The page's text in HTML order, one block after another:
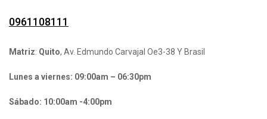
0961108111
Matriz: Quito, Av. Edmundo Carvajal Oe3-38 Y Brasil
Lunes a viernes: 09:00am – 06:30pm
Sábado: 10:00am -4:00pm